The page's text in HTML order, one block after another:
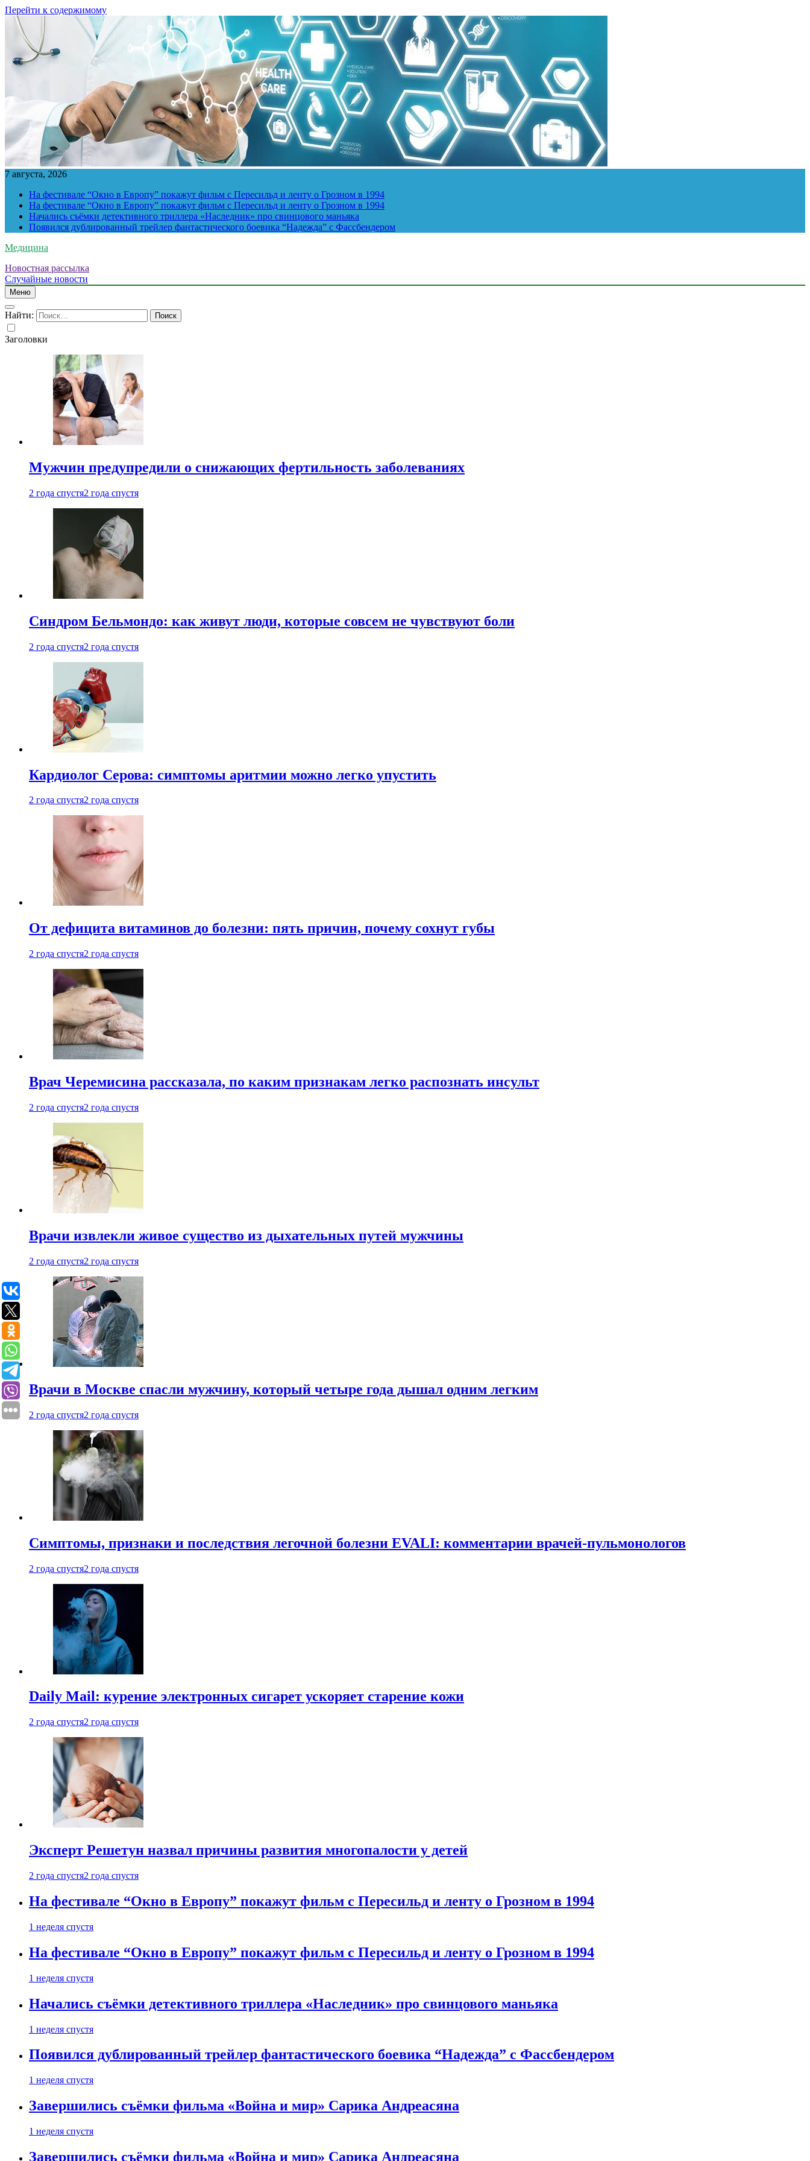
Перейти к содержимому
7 августа, 2026
На фестивале “Окно в Европу” покажут фильм с Пересильд и ленту о Грозном в 1994
На фестивале “Окно в Европу” покажут фильм с Пересильд и ленту о Грозном в 1994
Начались съёмки детективного триллера «Наследник» про свинцового маньяка
Появился дублированный трейлер фантастического боевика “Надежда” с Фассбендером
Медицина
Новостная рассылка
Случайные новости
Меню
Найти:
Заголовки
Мужчин предупредили о снижающих фертильность заболеваниях
2 года спустя2 года спустя
Синдром Бельмондо: как живут люди, которые совсем не чувствуют боли
2 года спустя2 года спустя
Кардиолог Серова: симптомы аритмии можно легко упустить
2 года спустя2 года спустя
От дефицита витаминов до болезни: пять причин, почему сохнут губы
2 года спустя2 года спустя
Врач Черемисина рассказала, по каким признакам легко распознать инсульт
2 года спустя2 года спустя
Врачи извлекли живое существо из дыхательных путей мужчины
2 года спустя2 года спустя
Врачи в Москве спасли мужчину, который четыре года дышал одним легким
2 года спустя2 года спустя
Симптомы, признаки и последствия легочной болезни EVALI: комментарии врачей-пульмонологов
2 года спустя2 года спустя
Daily Mail: курение электронных сигарет ускоряет старение кожи
2 года спустя2 года спустя
Эксперт Решетун назвал причины развития многопалости у детей
2 года спустя2 года спустя
На фестивале “Окно в Европу” покажут фильм с Пересильд и ленту о Грозном в 1994
1 неделя спустя
На фестивале “Окно в Европу” покажут фильм с Пересильд и ленту о Грозном в 1994
1 неделя спустя
Начались съёмки детективного триллера «Наследник» про свинцового маньяка
1 неделя спустя
Появился дублированный трейлер фантастического боевика “Надежда” с Фассбендером
1 неделя спустя
Завершились съёмки фильма «Война и мир» Сарика Андреасяна
1 неделя спустя
Завершились съёмки фильма «Война и мир» Сарика Андреасяна